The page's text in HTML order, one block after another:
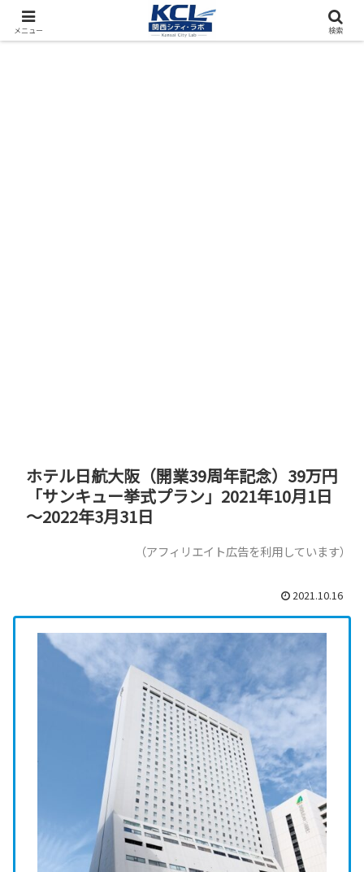
都市再開発をフィールド調査（累計アクセス数4000万PV）
ホテル日航大阪（開業39周年記念）39万円
「サンキュー挙式プラン」2021年10月1日
～2022年3月31日
（アフィリエイト広告を利用しています）
2021.10.16
メニュー 検索